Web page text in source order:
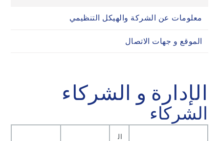
معلومات عن الشركة والهيكل التنظيمي
الموقع و جهات الاتصال
الإدارة و الشركاء
الشركاء
ال